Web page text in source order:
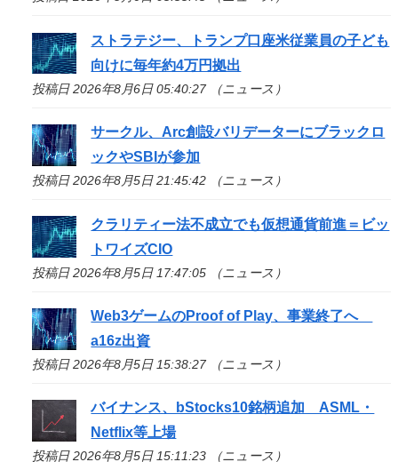
ストラテジー、トランプ口座米従業員の子ども
向けに毎年約4万円拠出
投稿日 2026年8月6日 05:40:27 （ニュース）
サークル、Arc創設バリデーターにブラックロ
ックやSBIが参加
投稿日 2026年8月5日 21:45:42 （ニュース）
クラリティー法不成立でも仮想通貨前進＝ビッ
トワイズCIO
投稿日 2026年8月5日 17:47:05 （ニュース）
Web3ゲームのProof of Play、事業終了へ
a16z出資
投稿日 2026年8月5日 15:38:27 （ニュース）
バイナンス、bStocks10銘柄追加 ASML・
Netflix等上場
投稿日 2026年8月5日 15:11:23 （ニュース）